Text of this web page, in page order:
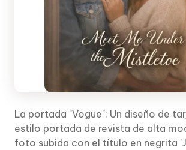
La portada "Vogue": Un diseño de
estilo portada de revista de alta
foto subida con el título en negrita